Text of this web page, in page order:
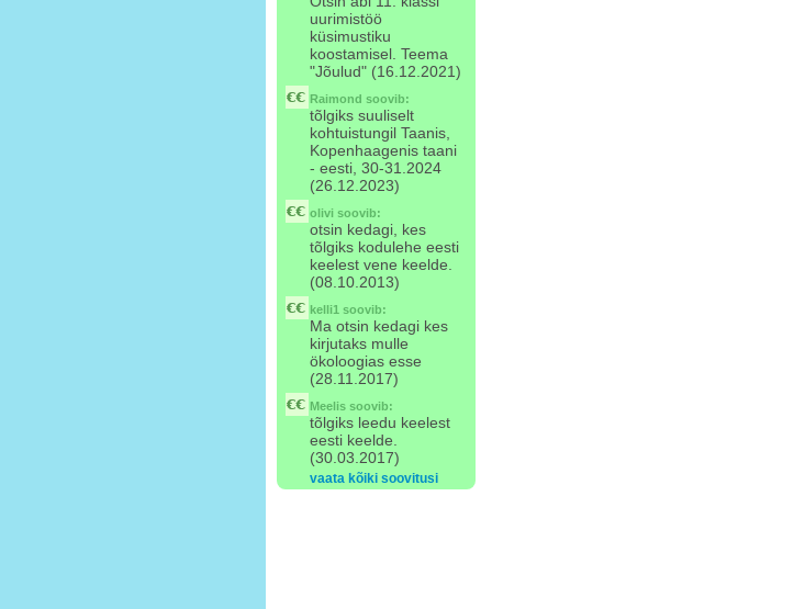
uurimistöö
küsimustiku
koostamisel. Teema
"Jõulud" (16.12.2021)
Raimond soovib:
tõlgiks suuliselt
kohtuistungil Taanis,
Kopenhaagenis taani
- eesti, 30-31.2024
(26.12.2023)
olivi soovib:
otsin kedagi, kes
tõlgiks kodulehe eesti
keelest vene keelde.
(08.10.2013)
kelli1 soovib:
Ma otsin kedagi kes
kirjutaks mulle
ökoloogias esse
(28.11.2017)
Meelis soovib:
tõlgiks leedu keelest
eesti keelde.
(30.03.2017)
vaata kõiki soovitusi